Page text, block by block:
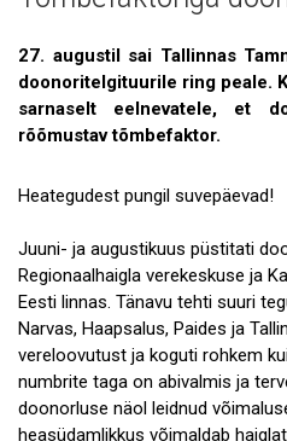
Galerii
Koostöö
Tule tööle!
Tule ekskursioonile!
Andmekaitse
27. augustil sai Tallinnas
doonoritelgituurile ring peale.
sarnaselt eelnevatele, et
rõõmustav tõmbefaktor.
Heategudest pungil suvepäevad!
Juuni- ja augustikuus püstitati
Regionaalhaigla verekeskuse ja
Eesti linnas. Tänavu tehti suuri
Narvas, Haapsalus, Paides ja
vereloovutust ja koguti rohkem
numbrite taga on abivalmis ja
doonorluse näol leidnud
heasüdamlikkus võimaldab